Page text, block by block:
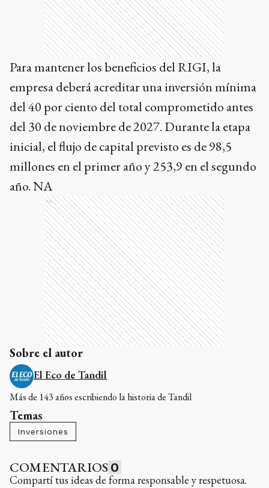
Para mantener los beneficios del RIGI, la
empresa deberá acreditar una inversión mínima
del 40 por ciento del total comprometido antes
del 30 de noviembre de 2027. Durante la etapa
inicial, el flujo de capital previsto es de 98,5
millones en el primer año y 253,9 en el segundo
año. NA
Ads
Sobre el autor
El Eco de Tandil
Más de 143 años escribiendo la historia de Tandil
Temas
Inversiones
COMENTARIOS 0
Compartí tus ideas de forma responsable y respetuosa.